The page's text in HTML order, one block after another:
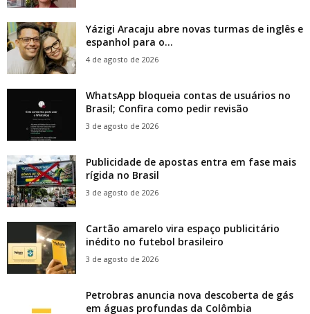
Yázigi Aracaju abre novas turmas de inglês e
espanhol para o...
4 de agosto de 2026
WhatsApp bloqueia contas de usuários no
Brasil; Confira como pedir revisão
3 de agosto de 2026
Publicidade de apostas entra em fase mais
rígida no Brasil
3 de agosto de 2026
Cartão amarelo vira espaço publicitário
inédito no futebol brasileiro
3 de agosto de 2026
Petrobras anuncia nova descoberta de gás
em águas profundas da Colômbia